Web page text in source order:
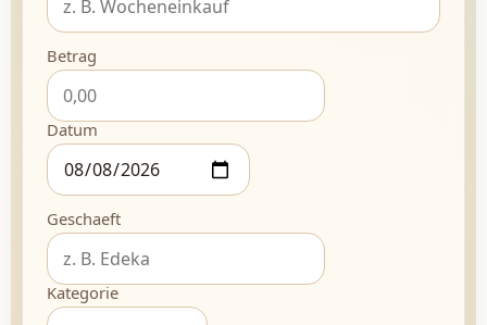
Betrag
Datum
Geschaeft
Kategorie